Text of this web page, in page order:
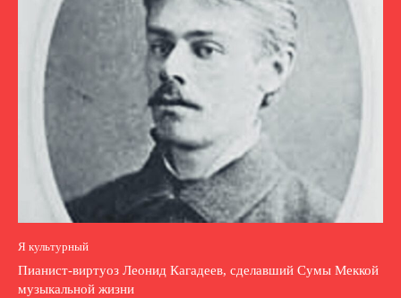
Я культурный
Пианист-виртуоз Леонид Кагадеев, сделавший Сумы Меккой
музыкальной жизни